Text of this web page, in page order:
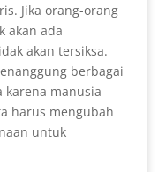
Jika orang-orang
akan ada
akan tersiksa.
berbagai
manusia
harus mengubah
untuk